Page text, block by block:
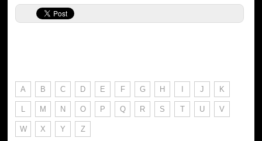
A B C D E F G H I J K
L M N O P Q R S T U V
W X Y Z